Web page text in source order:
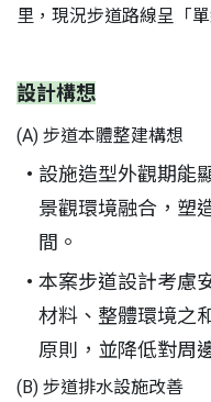
里，現況步道路線呈「
設計構想
(A) 步道本體整建構想
設施造型外觀期能
景觀環境融合，塑
間。
本案步道設計考慮
材料、整體環境之
原則，並降低對周
(B) 步道排水設施改善